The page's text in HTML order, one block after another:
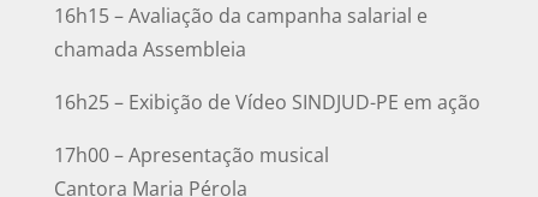
16h15 – Avaliação da campanha salarial e
chamada Assembleia
16h25 – Exibição de Vídeo SINDJUD-PE em ação
17h00 – Apresentação musical
Cantora Maria Pérola